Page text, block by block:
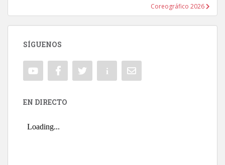
Coreográfico 2026
SÍGUENOS
EN DIRECTO